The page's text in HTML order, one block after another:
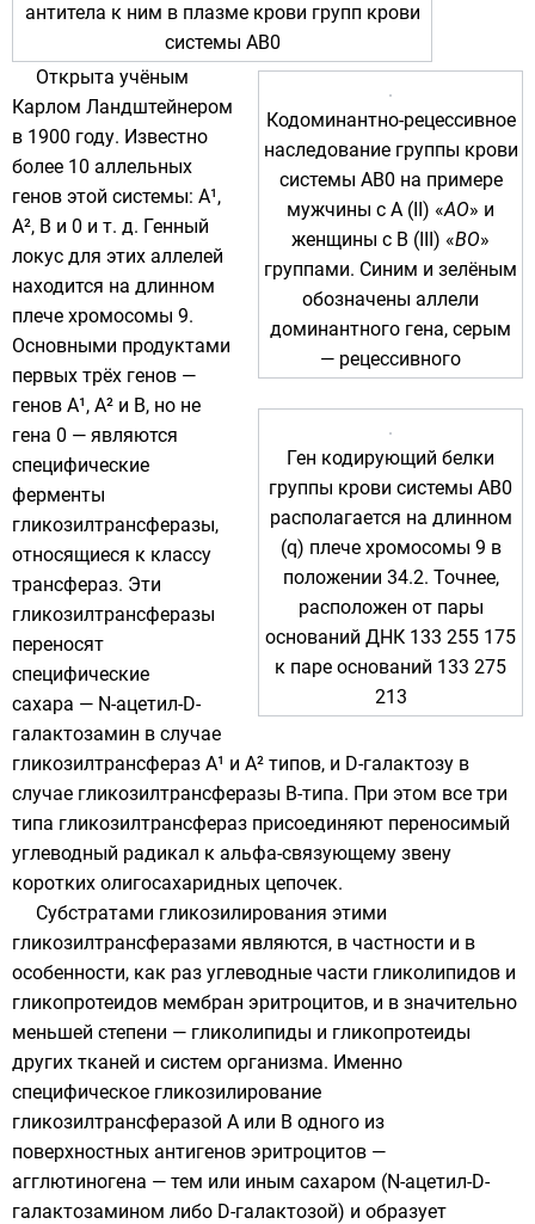
антитела к ним в плазме крови групп крови
системы AB0
Кодоминантно-рецессивное
наследование группы крови
системы AB0 на примере
мужчины с A (II) «АО» и
женщины с B (III) «ВО»
группами. Синим и зелёным
обозначены аллели
доминантного гена, серым
— рецессивного
Ген кодирующий белки
группы крови системы AB0
располагается на длинном
(q) плече хромосомы 9 в
положении 34.2. Точнее,
расположен от пары
оснований ДНК 133 255 175
к паре оснований 133 275
213
Открыта учёным
Карлом Ландштейнером
в 1900 году. Известно
более 10 аллельных
генов этой системы: A¹,
A², B и 0 и т. д. Генный
локус для этих аллелей
находится на длинном
плече хромосомы 9.
Основными продуктами
первых трёх генов —
генов A¹, A² и B, но не
гена 0 — являются
специфические
ферменты
гликозилтрансферазы,
относящиеся к классу
трансфераз. Эти
гликозилтрансферазы
переносят
специфические
сахара — N-ацетил-D-
галактозамин в случае
гликозилтрансфераз A¹ и A² типов, и D-галактозу в
случае гликозилтрансферазы B-типа. При этом все три
типа гликозилтрансфераз присоединяют переносимый
углеводный радикал к альфа-связующему звену
коротких олигосахаридных цепочек.
Субстратами гликозилирования этими
гликозилтрансферазами являются, в частности и в
особенности, как раз углеводные части гликолипидов и
гликопротеидов мембран эритроцитов, и в значительно
меньшей степени — гликолипиды и гликопротеиды
других тканей и систем организма. Именно
специфическое гликозилирование
гликозилтрансферазой A или B одного из
поверхностных антигенов эритроцитов —
агглютиногена — тем или иным сахаром (N-ацетил-D-
галактозамином либо D-галактозой) и образует